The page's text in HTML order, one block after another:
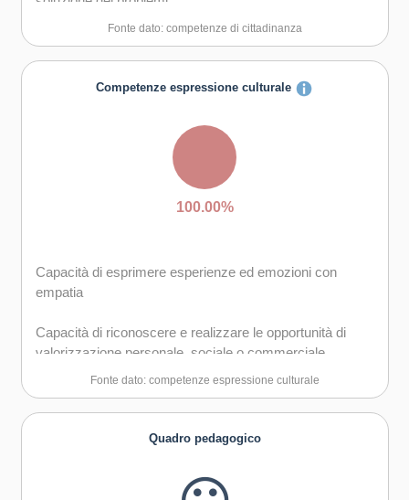
Capacità di possedere spirito di iniziativa e
Capacità di trasformare le idee in azioni
Creatività e immaginazione
Fonte dato: competenze di cittadinanza
Competenze espressione culturale
100.00%
Capacità di esprimere esperienze ed emozioni con
empatia
Capacità di riconoscere e realizzare le opportunità di
valorizzazione personale, sociale o commerciale
mediante le arti e le altre forme culturali
Capacità di impegnarsi in processi creativi sia
individualmente che collettivamente
Curiosità nei confronti del mondo, apertura per
immaginare nuove possibilità
Fonte dato: competenze espressione culturale
Quadro pedagogico